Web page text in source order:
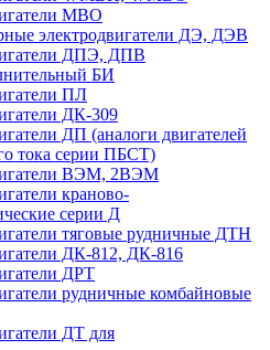
MBO
электродвигатели ДЭ, ДЭВ
ДПЭ, ДПВ
БИ
ПЛ
ДК-309
ДП (аналоги двигателей
тока серии ПБСТ)
ВЭМ, 2ВЭМ
краново-
серии Д
тяговые рудничные ДТН
ДК-812, ДК-816
ДРТ
рудничные комбайновые
ДТ для